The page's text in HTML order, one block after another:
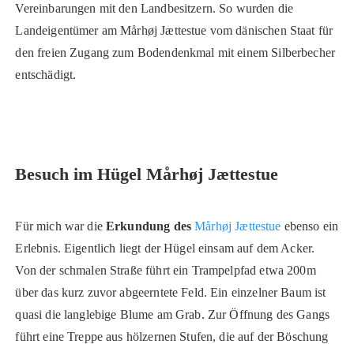
Vereinbarungen mit den Landbesitzern. So wurden die
Landeigentümer am Mårhøj Jættestue vom dänischen Staat für
den freien Zugang zum Bodendenkmal mit einem Silberbecher
entschädigt.
Besuch im Hügel Mårhøj Jættestue
Für mich war dieErkundung desMårhøj Jættestue ebenso ein
Erlebnis. Eigentlich liegt der Hügel einsam auf dem Acker.
Von der schmalen Straße führt ein Trampelpfad etwa 200m
über das kurz zuvor abgeerntete Feld. Ein einzelner Baum ist
quasi die langlebige Blume am Grab. Zur Öffnung des Gangs
führt eine Treppe aus hölzernen Stufen, die auf der Böschung